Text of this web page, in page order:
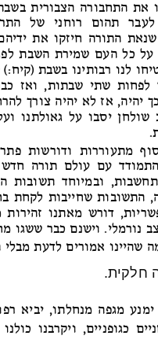
את התחבורה הצבורית
תהום רוחני של
שנאת התורה חיזקו את
על כל העם שמירת השבת
לנו רבותינו בשבת
לפחות שתי שבתות, ואז
יהיה, אז לא יהיה צורך
שולחן יסבו על גאולתנו
מתעוררות ודורשות
עם עולם תורה חדש
התחשבות, ובמיוחד
התשובות שחייבות לקחת
דורש מאתנו
נורמלי. וישנם כבר ששגו
שהיינו אמורים לדעת מבלי
חלקית.
ימנע מגפה מנחלתו, יביא
כגופניים, ויקרבנו